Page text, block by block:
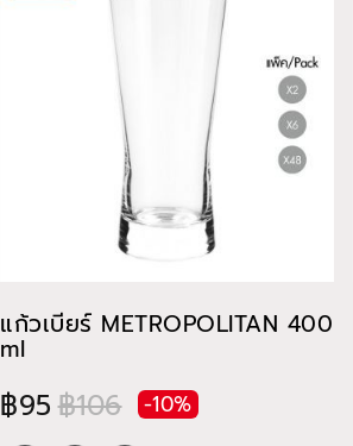
แก้วเบียร์ METROPOLITAN 400
ml
฿95฿106 -10%